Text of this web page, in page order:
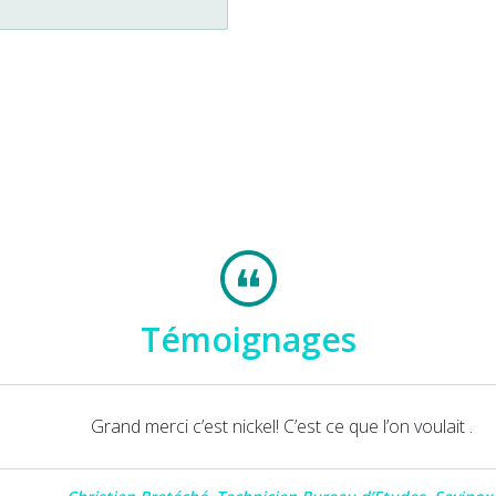
Témoignages
Grand merci c’est nickel! C’est ce que l’on voulait .